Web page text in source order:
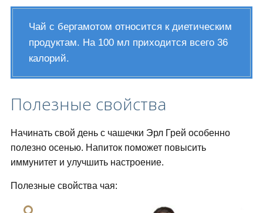
Чай с бергамотом относится к диетическим
продуктам. На 100 мл приходится всего 36
калорий.
Полезные свойства
Начинать свой день с чашечки Эрл Грей особенно
полезно осенью. Напиток поможет повысить
иммунитет и улучшить настроение.
Полезные свойства чая: